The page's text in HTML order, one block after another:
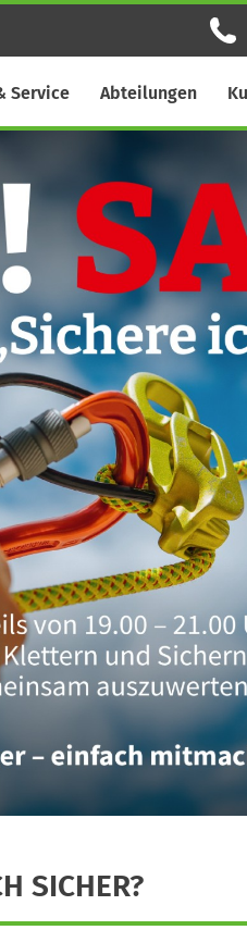
Service Abteilungen
SICHER?